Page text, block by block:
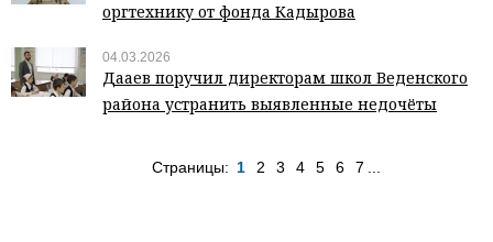
оргтехнику от фонда Кадырова
04.03.2026
Дааев поручил директорам школ Веденского
района устранить выявленные недочёты
Страницы: 1 2 3 4 5 6 7 ...